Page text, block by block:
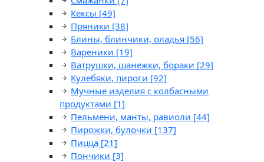
Кексы [49]
Пряники [38]
Блины, блинчики, оладья [56]
Вареники [19]
Ватрушки, шанежки, бораки [29]
Кулебяки, пироги [92]
Мучные изделия с колбасными
продуктами [1]
Пельмени, манты, равиоли [44]
Пирожки, булочки [137]
Пицца [21]
Пончики [3]